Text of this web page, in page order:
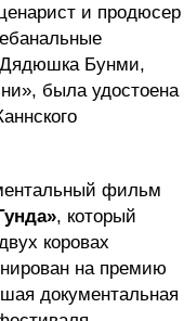
и продюсер
Бунми,
была удостоена
фильм
, который
коровах
на премию
документальная